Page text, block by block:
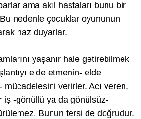
ama akıl hastaları bunu bir
nedenle çocuklar oyununun
haz duyarlar.
yaşanır hale getirebilmek
elde etmenin- elde
mücadelesini verirler. Acı veren,
iş -gönüllü ya da gönülsüz-
Bunun tersi de doğrudur.